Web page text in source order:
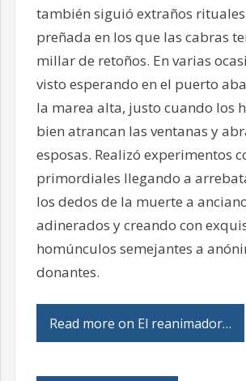
también siguió extraños
preñada en los que las cabras
millar de retoños. En varias
visto esperando en el puerto
la marea alta, justo cuando los
bien atrancan las ventanas y
esposas. Realizó experimentos
primordiales llegando a
los dedos de la muerte a
adinerados y creando con
homúnculos semejantes a
donantes.
Read more on El reanimador…